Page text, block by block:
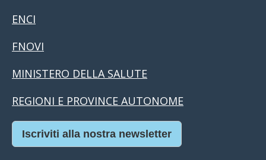
ENCI
FNOVI
MINISTERO DELLA SALUTE
REGIONI E PROVINCE AUTONOME
Iscriviti alla nostra newsletter